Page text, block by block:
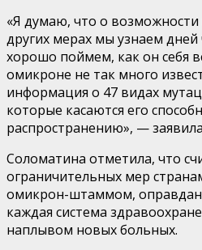
«Я думаю, что о возможности
других мерах мы узнаем дней
хорошо поймем, как он себя
омикроне не так много
информация о 47 видах
которые касаются его
распространению», —
Соломатина отметила, что
ограничительных мер
омикрон-штаммом,
каждая система
наплывом новых больных.